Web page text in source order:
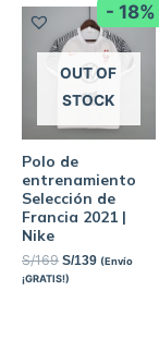
- 18%
OUT OF
STOCK
Polo de
entrenamiento
Selección de
Francia 2021 |
Nike
S/169 S/139 (Envío
¡GRATIS!)